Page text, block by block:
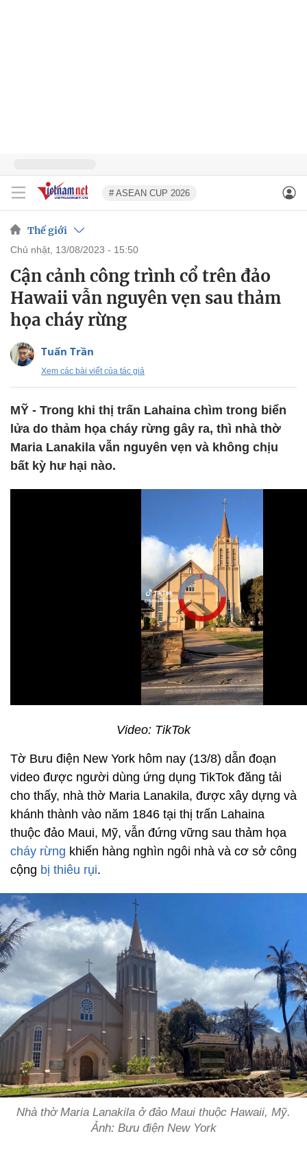
# ASEAN CUP 2026
Thế giới
chủ nhật, 13/08/2023 - 15:50
Cận cảnh công trình cổ trên đảo
Hawaii vẫn nguyên vẹn sau thảm
họa cháy rừng
Tuấn Trần
Xem các bài viết của tác giả
MỸ - Trong khi thị trấn Lahaina chìm trong biển
lửa do thảm họa cháy rừng gây ra, thì nhà thờ
Maria Lanakila vẫn nguyên vẹn và không chịu
bất kỳ hư hại nào.
Video: TikTok
Tờ Bưu điện New York hôm nay (13/8) dẫn đoạn
video được người dùng ứng dụng TikTok đăng tải
cho thấy, nhà thờ Maria Lanakila, được xây dựng và
khánh thành vào năm 1846 tại thị trấn Lahaina
thuộc đảo Maui, Mỹ, vẫn đứng vững sau thảm họa
cháy rừng khiến hàng nghìn ngôi nhà và cơ sở công
cộng bị thiêu rụi.
Nhà thờ Maria Lanakila ở đảo Maui thuộc Hawaii, Mỹ.
Ảnh: Bưu điện New York